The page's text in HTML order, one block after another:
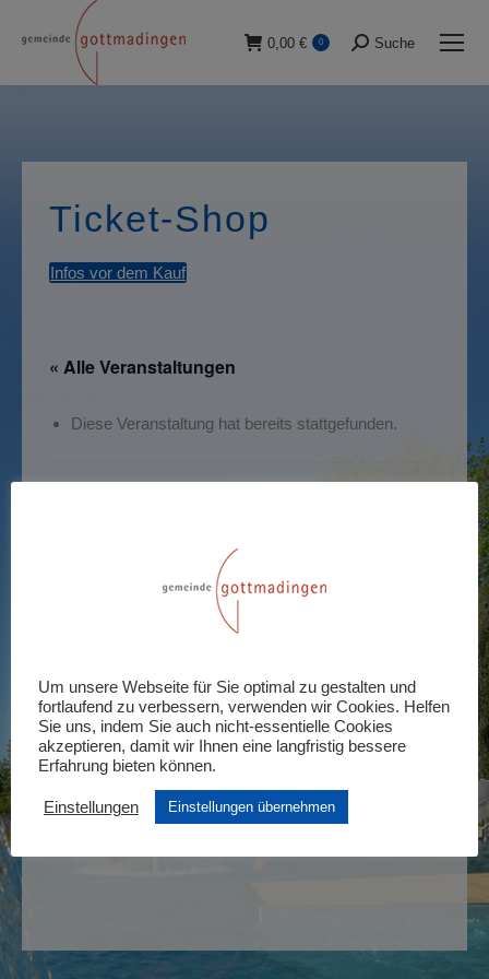
0,00 € 0 Suche:
Suche
Ticket-Shop
Infos vor dem Kauf
« Alle Veranstaltungen
Diese Veranstaltung hat bereits stattgefunden.
13:00
Eintritt Nachmittag – 12.06.
Um unsere Webseite für Sie optimal zu gestalten und
fortlaufend zu verbessern, verwenden wir Cookies. Helfen
Sie uns, indem Sie auch nicht-essentielle Cookies
akzeptieren, damit wir Ihnen eine langfristig bessere
Erfahrung bieten können.
Einstellungen Einstellungen übernehmen